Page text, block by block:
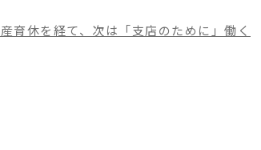
育休を経て、次は「支店のために」働く